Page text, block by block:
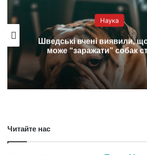
Наука
Шведські вчені виявили,
може “заражати” собак
Читайте нас